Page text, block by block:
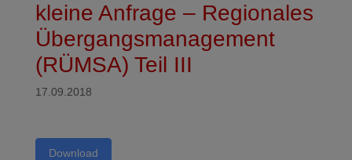
kleine Anfrage – Regionales
Übergangsmanagement
(RÜMSA) Teil III
17.09.2018
Download